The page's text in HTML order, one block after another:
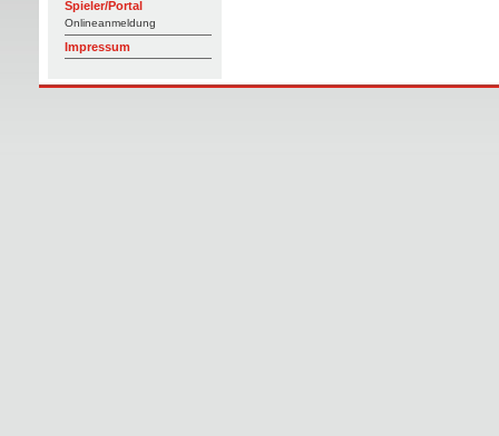
Spieler/Portal
Onlineanmeldung
Impressum